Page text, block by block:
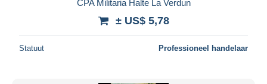
CPA Militaria Halte La Verdun
± US$ 5,78
Statuut Professioneel handelaar